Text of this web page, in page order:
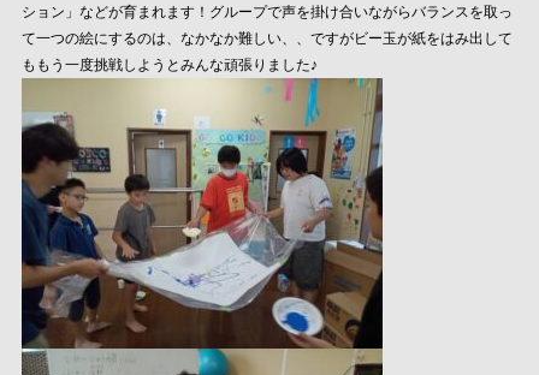
ション」などが育まれます！グループで声を掛け合いながらバランスを取っ
て一つの絵にするのは、なかなか難しい、、ですがビー玉が紙をはみ出して
ももう一度挑戦しようとみんな頑張りました♪